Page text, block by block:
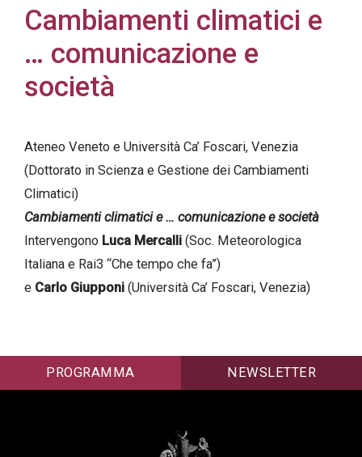
Cambiamenti climatici e
… comunicazione e
società
Ateneo Veneto e Università Ca’ Foscari, Venezia
(Dottorato in Scienza e Gestione dei Cambiamenti
Climatici)
Cambiamenti climatici e … comunicazione e società
Intervengono Luca Mercalli (Soc. Meteorologica
Italiana e Rai3 “Che tempo che fa”)
e Carlo Giupponi (Università Ca’ Foscari, Venezia)
Acconsento
all'uso dei
miei dati
personali in
accordo
decreto
legislativo
196/03
Registrazione
avvenuta con
PROGRAMMA NEWSLETTER